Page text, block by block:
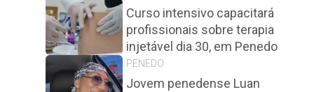
Curso intensivo capacitará
profissionais sobre terapia
injetável dia 30, em Penedo
PENEDO
Jovem penedense Luan